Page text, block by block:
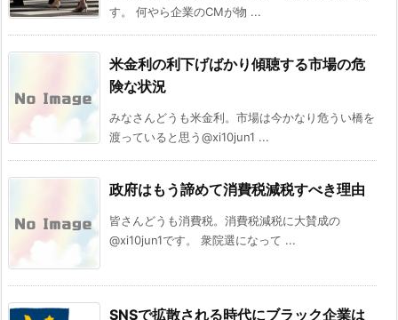
す。 何やら企業のCMが物 ...
米金利の利下げばかり傾聴する市場の危
険な状況
みなさんどうも米金利。市場は今かなり危うい橋を
渡っていると思う@xi10jun1 ...
政府はもう諦めて消費税減税すべき理由
皆さんどうも消費税。消費税減税に大賛成の
@xi10jun1です。 衆院選になって ...
SNSで拡散される時代にブラック企業は